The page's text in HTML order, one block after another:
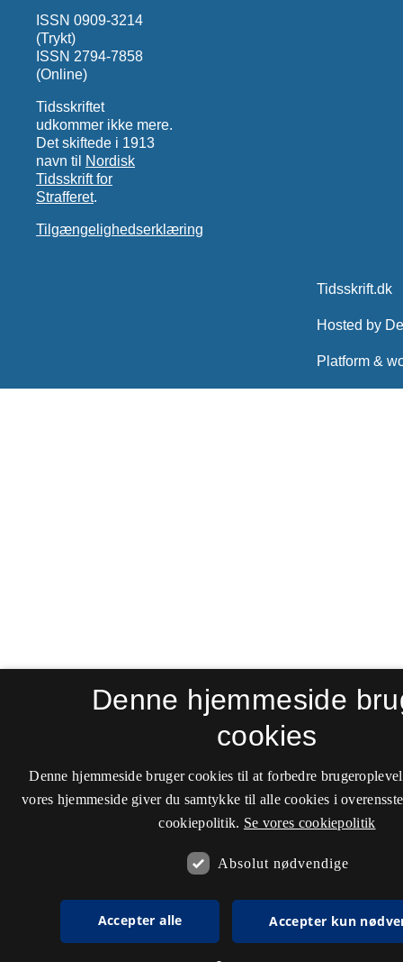
ISSN 0909-3214
(Trykt)
ISSN 2794-7858
(Online)
Tidsskriftet
udkommer ikke mere.
Det skiftede i 1913
navn til
Nordisk
Tidsskrift for
Strafferet.
Tilgængelighedserklæring
Denne hjemmeside
cookies
Denne hjemmeside bruger cookies til at forbedre
vores hjemmeside giver du samtykke til alle cookies i
cookiepolitik. Se vores cookiepolitik
Absolut nødvendige
Accepter alle Accepter kun